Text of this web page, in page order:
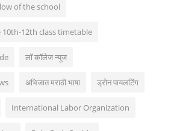
of the school
12th class timetable
लॉ कॉलेज न्यूज
अभिजात मराठी भाषा ड्रोन पायलटिंग
International Labor Organization